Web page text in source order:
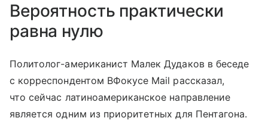
Вероятность практически
равна нулю
Политолог-американист Малек Дудаков в беседе
с корреспондентом ВФокусе Mail рассказал,
что сейчас латиноамериканское направление
является одним из приоритетных для Пентагона.